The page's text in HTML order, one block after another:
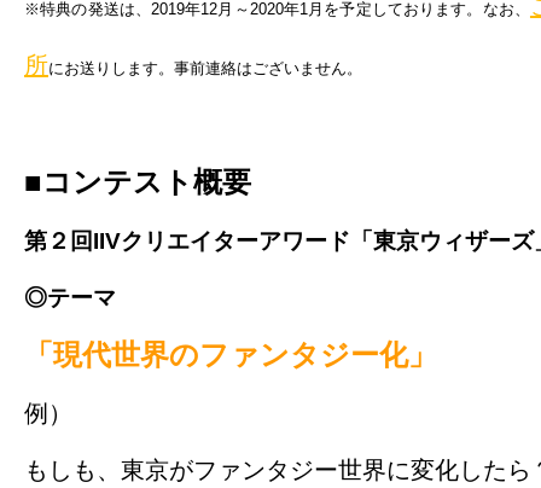
※特典の発送は、2019年12月～2020年1月を予定しております。なお、
所にお送りします。事前連絡はございません。
■コンテスト概要
第２回IIVクリエイターアワード「東京ウィザーズ
◎テーマ
「現代世界のファンタジー化」
例）
もしも、東京がファンタジー世界に変化したら